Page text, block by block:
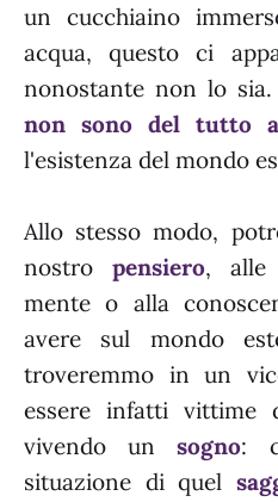
un cucchiaino
acqua, questo ci
nonostante non lo sia.
non sono del tutto
l'esistenza del mondo
Allo stesso modo,
nostro pensiero, alle
mente o alla
avere sul mondo
troveremmo in un
essere infatti vittime
vivendo unsogno:
situazione di quel